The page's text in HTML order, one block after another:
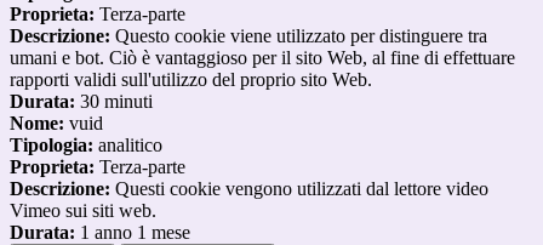
Proprieta: Terza-parte
Descrizione: Questo cookie viene utilizzato per distinguere tra
umani e bot. Ciò è vantaggioso per il sito Web, al fine di effettuare
rapporti validi sull'utilizzo del proprio sito Web.
Durata: 30 minuti
Nome: vuid
Tipologia: analitico
Proprieta: Terza-parte
Descrizione: Questi cookie vengono utilizzati dal lettore video
Vimeo sui siti web.
Durata: 1 anno 1 mese